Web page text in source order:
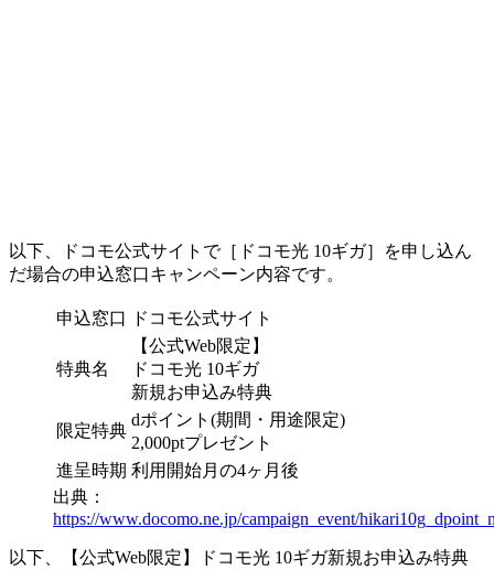
以下、ドコモ公式サイトで［ドコモ光 10ギガ］
を申し込ん
だ場合の申込窓口キャンペーン内容です。
申込窓口 ドコモ公式サイト
特典名
【公式Web限定】
ドコモ光 10ギガ
新規お申込み特典
限定特典
dポイント (期間・用途限定)
2,000ptプレゼント
進呈時期 利用開始月の4ヶ月後
出典：
https://www.docomo.ne.jp/campaign_event/
以下、【公式Web限定】ドコモ光 10ギガ新規お申込み特典